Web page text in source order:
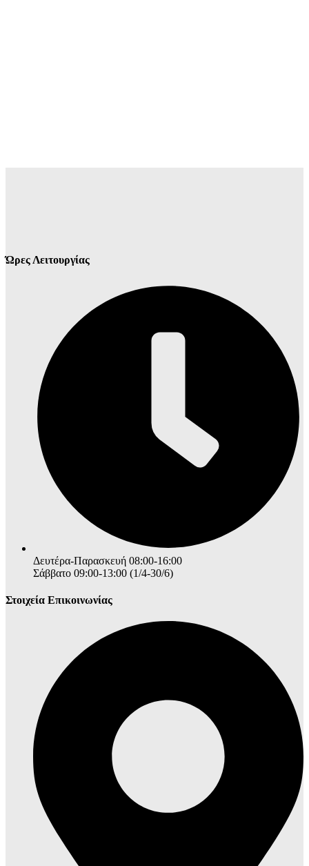
Ώρες Λειτουργίας
Δευτέρα-Παρασκευή 08:00-16:00
Σάββατο 09:00-13:00 (1/4-30/6)
Στοιχεία Επικοινωνίας